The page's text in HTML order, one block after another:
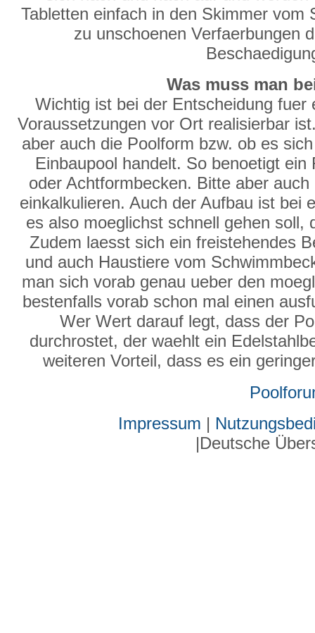
Tabletten einfach in den Skimmer vom
zu unschoenen Verfaerbungen
Was muss man
Wichtig ist bei der Entscheidung
Voraussetzungen vor Ort realisierbar
aber auch die Poolform bzw. ob es
Einbaupool handelt. So benoetigt
oder Achtformbecken. Bitte aber
einkalkulieren. Auch der Aufbau ist bei
es also moeglichst schnell gehen soll,
Zudem laesst sich ein freistehendes
und auch Haustiere vom
man sich vorab genau ueber den
bestenfalls vorab schon mal einen
Wer Wert darauf legt, dass der
durchrostet, der waehlt ein
weiteren Vorteil, dass es ein
Impressum |
|Deutsche